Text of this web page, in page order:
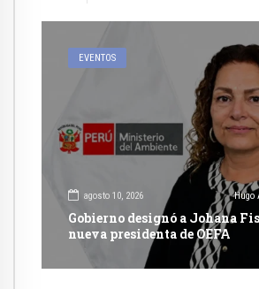
EVENTOS
agosto 10, 2026 Hugo
Gobierno designó a Johana
nueva presidenta de OEFA